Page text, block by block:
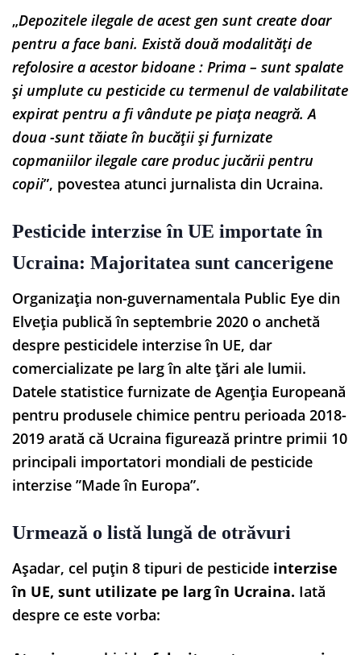
„Depozitele ilegale de acest gen sunt create doar
pentru a face bani. Există două modalități de
refolosire a acestor bidoane : Prima – sunt spalate
și umplute cu pesticide cu termenul de valabilitate
expirat pentru a fi vândute pe piața neagră. A
doua -sunt tăiate în bucății și furnizate
copmaniilor ilegale care produc jucării pentru
copii”, povestea atunci jurnalista din Ucraina.
Pesticide interzise în UE importate în
Ucraina: Majoritatea sunt cancerigene
Organizația non-guvernamentala Public Eye din
Elveția publică în septembrie 2020 o anchetă
despre pesticidele interzise în UE, dar
comercializate pe larg în alte țări ale lumii.
Datele statistice furnizate de Agenția Europeană
pentru produsele chimice pentru perioada 2018-
2019 arată că Ucraina figurează printre primii 10
principali importatori mondiali de pesticide
interzise ”Made în Europa”.
Urmează o listă lungă de otrăvuri
Așadar, cel puțin 8 tipuri de pesticide interzise
în UE, sunt utilizate pe larg în Ucraina. Iată
despre ce este vorba: